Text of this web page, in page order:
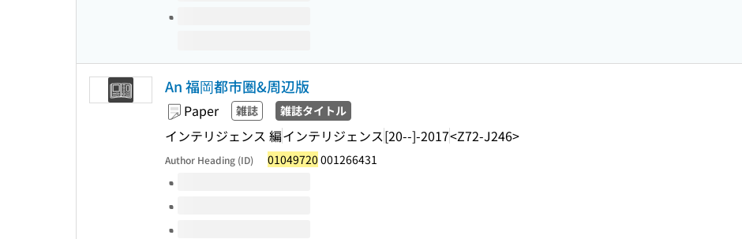
An 福岡都市圏&周辺版
Paper 雑誌 雑誌タイトル
インテリジェンス 編インテリジェンス[20--]-2017<Z72-J246>
Author Heading (ID) 01049720 001266431
Volumes of this title